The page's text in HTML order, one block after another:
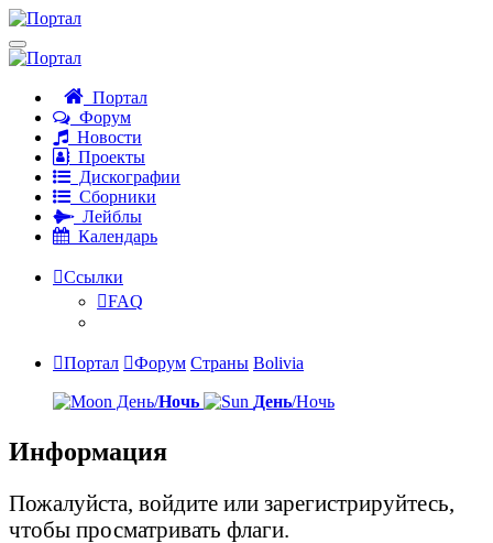
Портал
Форум
Новости
Проекты
Дискографии
Сборники
Лейблы
Календарь
Ссылки
FAQ
Портал Форум Страны Bolivia
День/Ночь День/Ночь
Информация
Пожалуйста, войдите или зарегистрируйтесь,
чтобы просматривать флаги.